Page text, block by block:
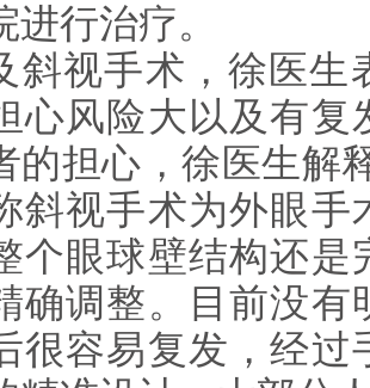
进行治疗。
斜视手术，徐医生
心风险大以及有
的担心，徐医生解
斜视手术为外眼手
个眼球壁结构还是
确调整。目前没有
很容易复发，经过